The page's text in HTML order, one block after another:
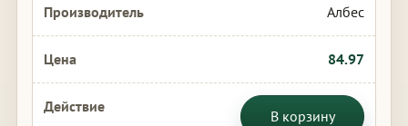
Албес
84.97
В корзину